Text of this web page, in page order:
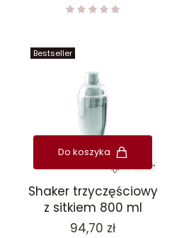
Bestseller
Do koszyka
Shaker trzyczęściowy
z sitkiem 800 ml
Cena
94,70 zł